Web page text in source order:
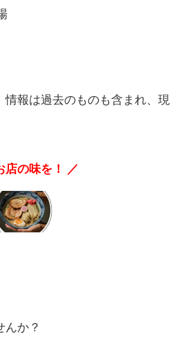
情報は過去のものも含まれ、現
店の味を！ ／
んか？